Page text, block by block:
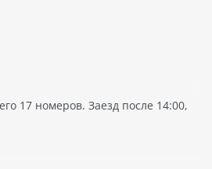
17 номеров. Заезд после 14:00,